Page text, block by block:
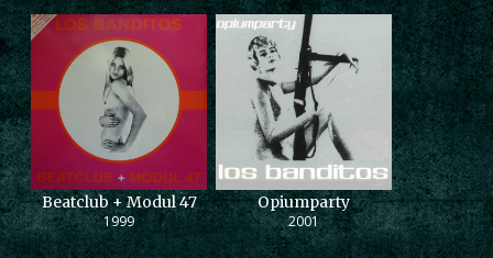
Beatclub + Modul 47
1999
Opiumparty
2001